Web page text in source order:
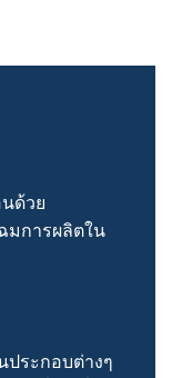
ด้วย
มการผลิตใน
ระกอบต่างๆ